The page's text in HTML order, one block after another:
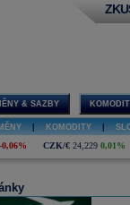
& SAZBY
MĚNY KOMODITY
-0,06% CZK/€ 24,229 0,01%